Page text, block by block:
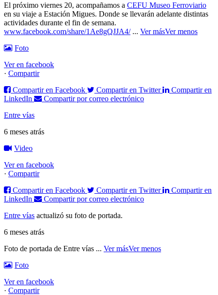
El próximo viernes 20, acompañamos a CEFU Museo Ferroviario
en su viaje a Estación Migues. Donde se llevarán adelante distintas
actividades durante el fin de semana.
www.facebook.com/share/1Ae8gQJJA4/ ... Ver másVer menos
Foto
Ver en facebook
· Compartir
Compartir en Facebook
Compartir en Twitter
Compartir en
LinkedIn
Compartir por correo electrónico
Entre vías
6 meses atrás
Video
Ver en facebook
· Compartir
Compartir en Facebook
Compartir en Twitter
Compartir en
LinkedIn
Compartir por correo electrónico
Entre vías actualizó su foto de portada.
6 meses atrás
Foto de portada de Entre vías ... Ver másVer menos
Foto
Ver en facebook
· Compartir